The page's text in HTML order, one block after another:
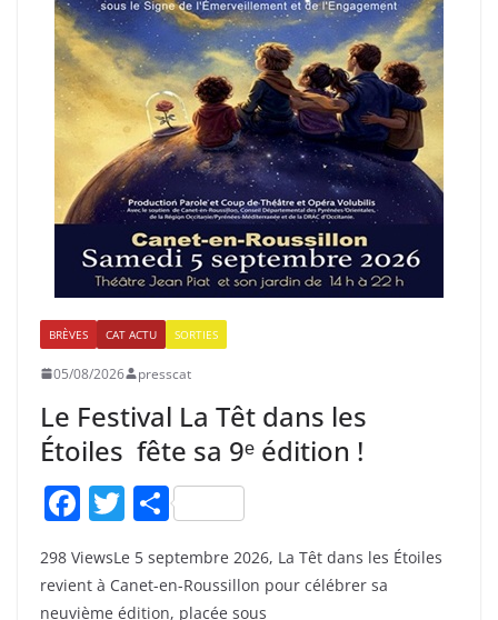
BRÈVES CAT ACTU SORTIES
05/08/2026 presscat
Le Festival La Têt dans les
Étoiles fête sa 9ᵉ édition !
F
c
e
T
itt
er
P
ta
g
298 ViewsLe 5 septembre 2026, La Têt dans les Étoiles
revient à Canet-en-Roussillon pour célébrer sa
neuvième édition, placée sous